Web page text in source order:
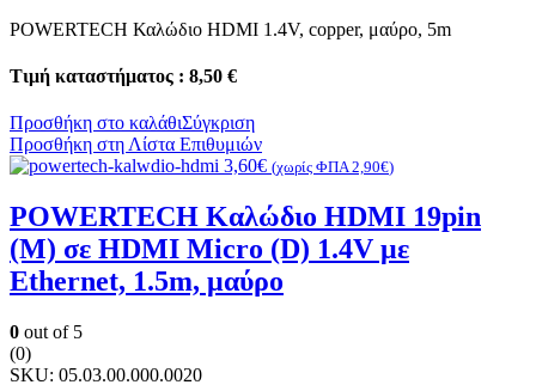
POWERTECH Καλώδιο HDMI 1.4V, copper, μαύρο, 5m
Τιμή καταστήματος : 8,50 €
Προσθήκη στο καλάθιΣύγκριση
Προσθήκη στη Λίστα Επιθυμιών
3,60€ (χωρίς ΦΠΑ2,90€)
POWERTECH Καλώδιο HDMI 19pin
(Μ) σε HDMI Micro (D) 1.4V με
Ethernet, 1.5m, μαύρο
0 out of 5
(0)
SKU: 05.03.00.000.0020